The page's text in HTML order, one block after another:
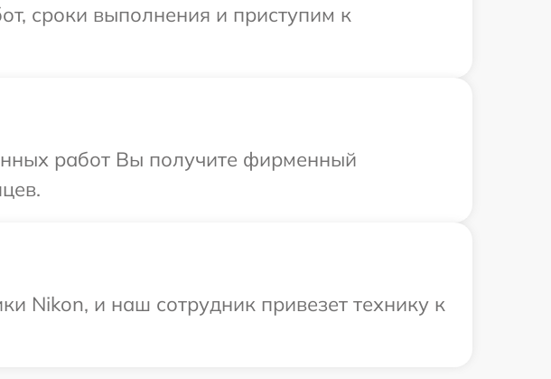
сроки выполнения и приступим к
работ Вы получите фирменный
Nikon, и наш сотрудник привезет технику к